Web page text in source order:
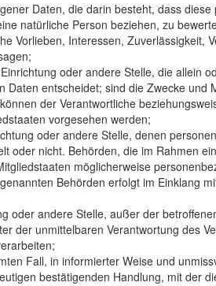
Daten, die darin besteht, dass
natürliche Person beziehen, zu
Vorlieben, Interessen, Zuverlässigkeit,
oder andere Stelle, die allein
entscheidet; sind die Zwecke und
der Verantwortliche
vorgesehen werden;
oder andere Stelle, denen
oder nicht. Behörden, die im Rahmen
möglicherweise
Behörden erfolgt im Einklang
oder andere Stelle, außer der
der unmittelbaren Verantwortung des
Fall, in informierter Weise und
bestätigenden Handlung, mit der